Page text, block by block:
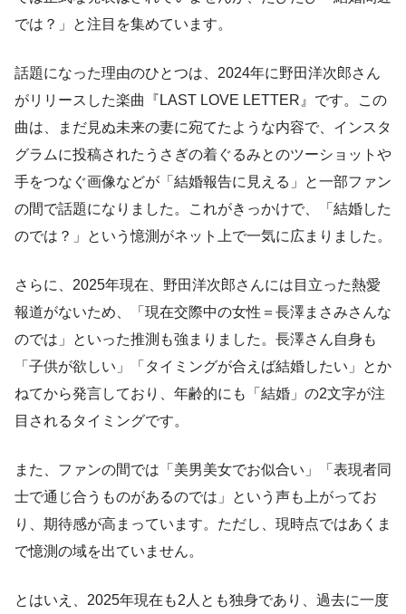
では？」と注目を集めています。
話題になった理由のひとつは、2024年に野田洋次郎さん
がリリースした楽曲『LAST LOVE LETTER』です。この
曲は、まだ見ぬ未来の妻に宛てたような内容で、インスタ
グラムに投稿されたうさぎの着ぐるみとのツーショットや
手をつなぐ画像などが「結婚報告に見える」と一部ファン
の間で話題になりました。これがきっかけで、「結婚した
のでは？」という憶測がネット上で一気に広まりました。
さらに、2025年現在、野田洋次郎さんには目立った熱愛
報道がないため、「現在交際中の女性＝長澤まさみさんな
のでは」といった推測も強まりました。長澤さん自身も
「子供が欲しい」「タイミングが合えば結婚したい」とか
ねてから発言しており、年齢的にも「結婚」の2文字が注
目されるタイミングです。
また、ファンの間では「美男美女でお似合い」「表現者同
士で通じ合うものがあるのでは」という声も上がってお
り、期待感が高まっています。ただし、現時点ではあくま
で憶測の域を出ていません。
とはいえ、2025年現在も2人とも独身であり、過去に一度